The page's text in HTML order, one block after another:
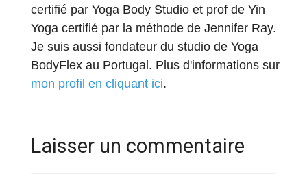
certifié par Yoga Body Studio et prof de Yin
Yoga certifié par la méthode de Jennifer Ray.
Je suis aussi fondateur du studio de Yoga
BodyFlex au Portugal. Plus d'informations sur
mon profil en cliquant ici.
Laisser un commentaire